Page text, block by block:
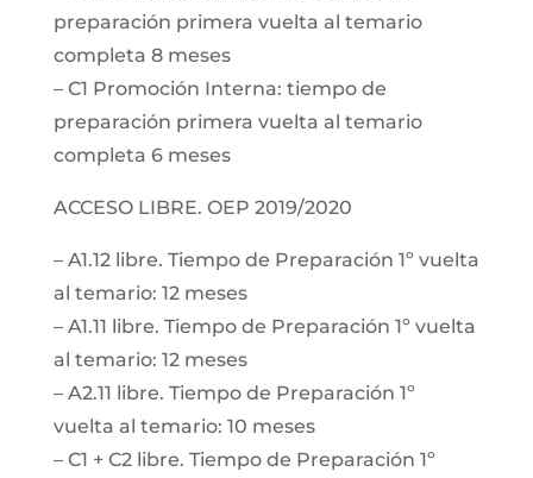
preparación primera vuelta al temario
completa 8 meses
– C1 Promoción Interna: tiempo de
preparación primera vuelta al temario
completa 6 meses
ACCESO LIBRE. OEP 2019/2020
– A1.12 libre. Tiempo de Preparación 1º vuelta
al temario: 12 meses
– A1.11 libre. Tiempo de Preparación 1º vuelta
al temario: 12 meses
– A2.11 libre. Tiempo de Preparación 1º
vuelta al temario: 10 meses
– C1 + C2 libre. Tiempo de Preparación 1º